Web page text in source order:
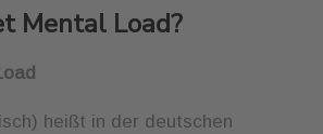
Mental Load?
heißt in der deutschen